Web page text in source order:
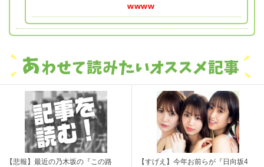
wwww
【悲報】最近の乃木坂の『この路
【すげえ】今年お前らが『日向坂4